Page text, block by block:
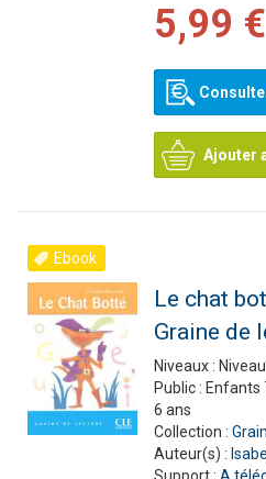
5,99 €
Ajouter
Ebook
Le chat
Graine de
Niveaux :
Public : Enfants
6 ans
Collection :
Auteur(s) :